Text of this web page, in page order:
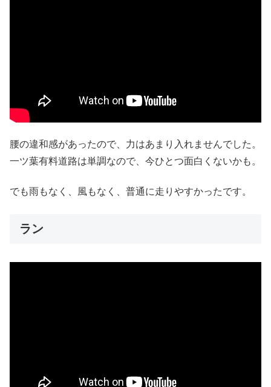
腰の違和感があったので、力はあまり入れませんでした。
一ツ葉有料道路は単調なので、今ひとつ面白くないかも。
でも雨もなく、風もなく、普通に走りやすかったです。
ラン